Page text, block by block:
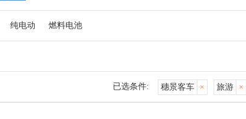
纯电动 燃料电池
旅游 ×
穗景客车 ×
已选条件: